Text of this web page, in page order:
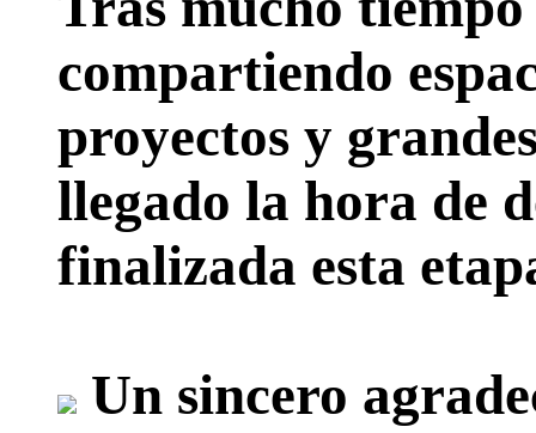
compartiendo
proyectos y
llegado la hora de
finalizada esta
Un sincero